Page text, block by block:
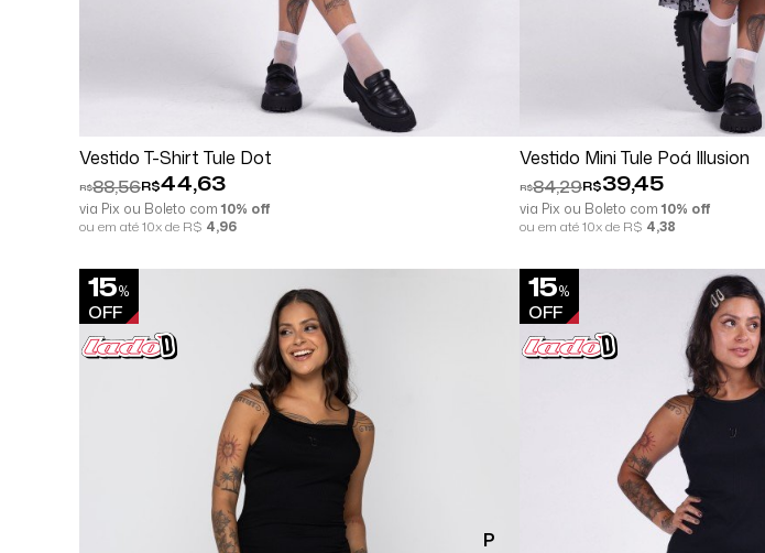
Vestido T-Shirt Tule Dot
R$88,56R$44,63
via Pix ou Boleto com10% off
ou em até 10x de R$ 4,96
Comprar Espiar
Vestido Mini Tule Poá Illusion
R$84,29R$39,45
via Pix ou Boleto com10% off
ou em até 10x de R$ 4,38
15%
OFF
P
15%
OFF